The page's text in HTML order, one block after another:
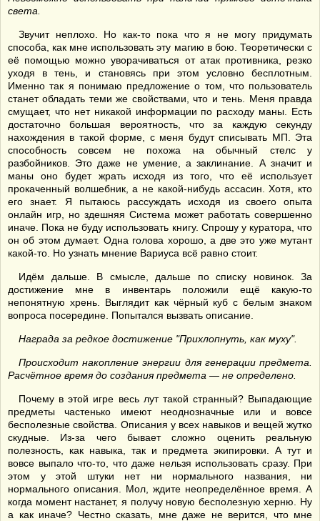
света.
Звучит неплохо. Но как-то пока что я не могу придумать
способа, как мне использовать эту магию в бою. Теоретически с
её помощью можно уворачиваться от атак противника, резко
уходя в тень, и становясь при этом условно бесплотным.
Именно так я понимаю предложение о том, что пользователь
станет обладать теми же свойствами, что и тень. Меня правда
смущает, что нет никакой информации по расходу маны. Есть
достаточно большая вероятность, что за каждую секунду
нахождения в такой форме, с меня будут списывать МП. Эта
способность совсем не похожа на обычный стелс у
разбойников. Это даже не умение, а заклинание. А значит и
маны оно будет жрать исходя из того, что её использует
прокаченный волшебник, а не какой-нибудь ассасин. Хотя, кто
его знает. Я пытаюсь рассуждать исходя из своего опыта
онлайн игр, но здешняя Система может работать совершенно
иначе. Пока не буду использовать книгу. Спрошу у куратора, что
он об этом думает. Одна голова хорошо, а две это уже мутант
какой-то. Но узнать мнение Вариуса всё равно стоит.
Идём дальше. В смысле, дальше по списку новинок. За
достижение мне в инвентарь положили ещё какую-то
непонятную хрень. Выглядит как чёрный куб с белым знаком
вопроса посередине. Попытался вызвать описание.
Награда за редкое достижение "Прихлопнуть, как муху".
Происходит накопление энергии для генерации предмета.
Расчётное время до создания предмета — не определено.
Почему в этой игре весь лут такой странный? Выпадающие
предметы частенько имеют неоднозначные или и вовсе
бесполезные свойства. Описания у всех навыков и вещей жутко
скудные. Из-за чего бывает сложно оценить реальную
полезность, как навыка, так и предмета экипировки. А тут и
вовсе выпало что-то, что даже нельзя использовать сразу. При
этом у этой штуки нет ни нормального названия, ни
нормального описания. Мол, ждите неопределённое время. А
когда момент настанет, я получу новую бесполезную херню. Ну
а как иначе? Честно сказать, мне даже не верится, что мне